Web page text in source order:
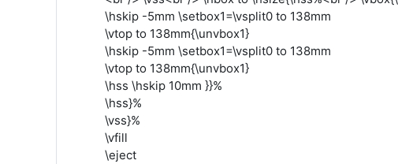
\hskip -5mm \setbox1=\vsplit0 to 138mm
\vtop to 138mm{\unvbox1}
\hskip -5mm \setbox1=\vsplit0 to 138mm
\vtop to 138mm{\unvbox1}
\hss \hskip 10mm }}%
\hss}%
\vss}%
\vfill
\eject